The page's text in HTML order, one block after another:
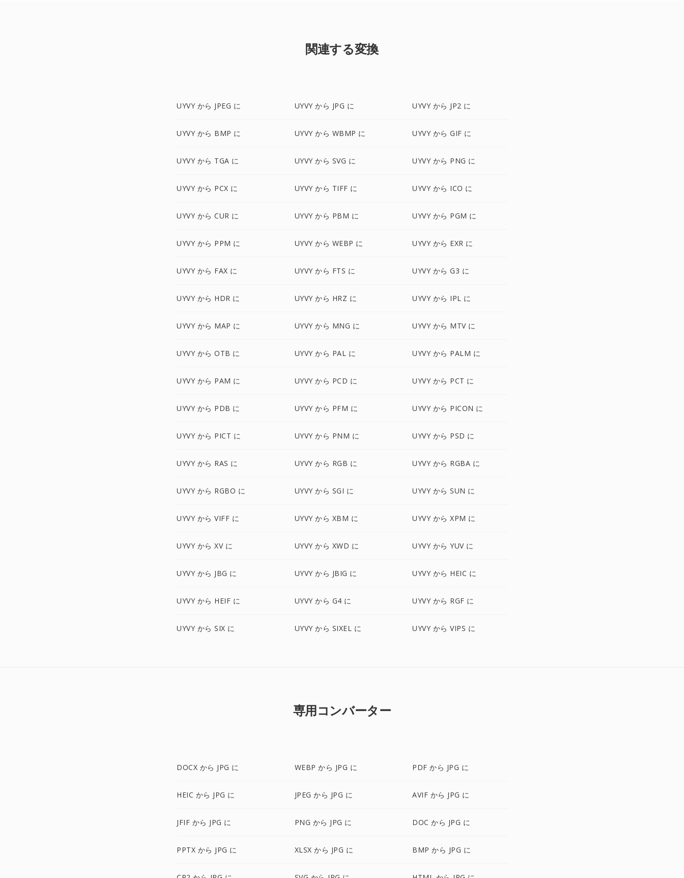
関連する変換
UYVY から JPEG に UYVY から JPG に UYVY から JP2 に
UYVY から BMP に UYVY から WBMP に UYVY から GIF に
UYVY から TGA に UYVY から SVG に UYVY から PNG に
UYVY から PCX に UYVY から TIFF に UYVY から ICO に
UYVY から CUR に UYVY から PBM に UYVY から PGM に
UYVY から PPM に UYVY から WEBP に UYVY から EXR に
UYVY から FAX に UYVY から FTS に UYVY から G3 に
UYVY から HDR に UYVY から HRZ に UYVY から IPL に
UYVY から MAP に UYVY から MNG に UYVY から MTV に
UYVY から OTB に UYVY から PAL に UYVY から PALM に
UYVY から PAM に UYVY から PCD に UYVY から PCT に
UYVY から PDB に UYVY から PFM に UYVY から PICON に
UYVY から PICT に UYVY から PNM に UYVY から PSD に
UYVY から RAS に UYVY から RGB に UYVY から RGBA に
UYVY から RGBO に UYVY から SGI に UYVY から SUN に
UYVY から VIFF に UYVY から XBM に UYVY から XPM に
UYVY から XV に UYVY から XWD に UYVY から YUV に
UYVY から JBG に UYVY から JBIG に UYVY から HEIC に
UYVY から HEIF に UYVY から G4 に UYVY から RGF に
UYVY から SIX に UYVY から SIXEL に UYVY から VIPS に
専用コンバーター
DOCX から JPG に WEBP から JPG に PDF から JPG に
HEIC から JPG に JPEG から JPG に AVIF から JPG に
JFIF から JPG に PNG から JPG に DOC から JPG に
PPTX から JPG に XLSX から JPG に BMP から JPG に